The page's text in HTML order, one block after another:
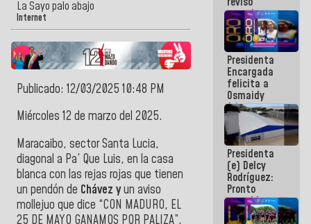
La Sayo palo abajo
Internet
Publicado: 12/03/2025 10:48 PM
Miércoles 12 de marzo del 2025.
Maracaibo, sector Santa Lucia,
diagonal a Pa’ Que Luis, en la casa
blanca con las rejas rojas que tienen
un pendón de Chávez yun aviso
mollejuo que dice “CON MADURO, EL
25 DE MAYO GANAMOS POR PALIZA”.
agenda
económica y
ejecución de
fondos de
emergencia
post-sismos
Presidenta
Encargada
felicita a
Osmaidy
Arias y
Giraly
Marcano por
hacer
historia en
los
Centroamericanos
Presidenta
(e) Delcy
Rodríguez:
Pronto
restableceremos
las